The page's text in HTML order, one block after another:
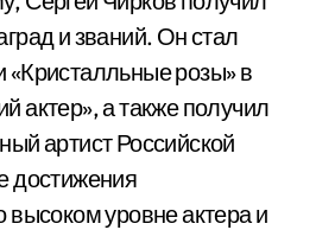
и званий. Он стал
розы» в
актер», а также получил
артист Российской
достижения
высоком уровне актера и